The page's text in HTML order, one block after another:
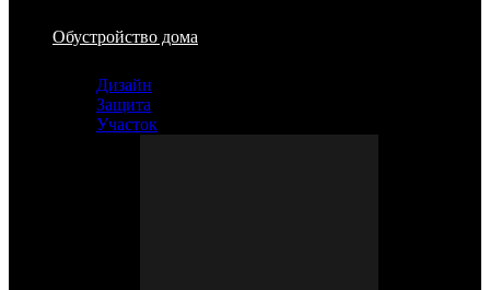
Обустройство дома
Дизайн
Защита
Участок